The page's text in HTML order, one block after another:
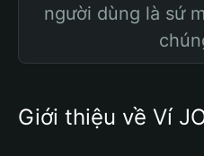
người dùng là sứ
Giới thiệu về Ví